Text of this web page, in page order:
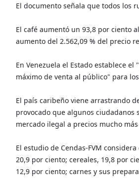
El documento señala que todos los
El café aumentó un 93,8 por ciento
aumento del 2.562,09 % del precio
En Venezuela el Estado establece
máximo de venta al público" para
El país caribeño viene arrastrando
provocado que algunos
mercado ilegal a precios mucho
El estudio de Cendas-FVM
20,9 por ciento; cereales, 19,8 por
12,9 por ciento; carnes y sus